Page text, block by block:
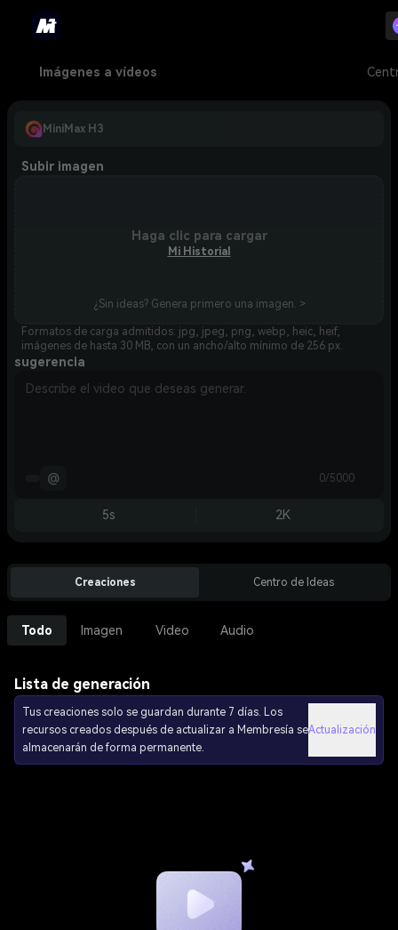
Imágenes a vídeos
MiniMax H3
Subir imagen
Haga clic para cargar
Mi Historial
¿Sin ideas? Genera primero una imagen. >
Formatos de carga admitidos: jpg, jpeg, png, webp, heic, heif,
imágenes de hasta 30 MB, con un ancho/alto mínimo de 256 px.
sugerencia
@ 0/5000
5s 2K
Creaciones Centro de Ideas
Todo Imagen Video Audio
Lista de generación
Tus creaciones solo se guardan durante 7 días. Los
recursos creados después de actualizar a Membresía se
almacenarán de forma permanente.
Actualización